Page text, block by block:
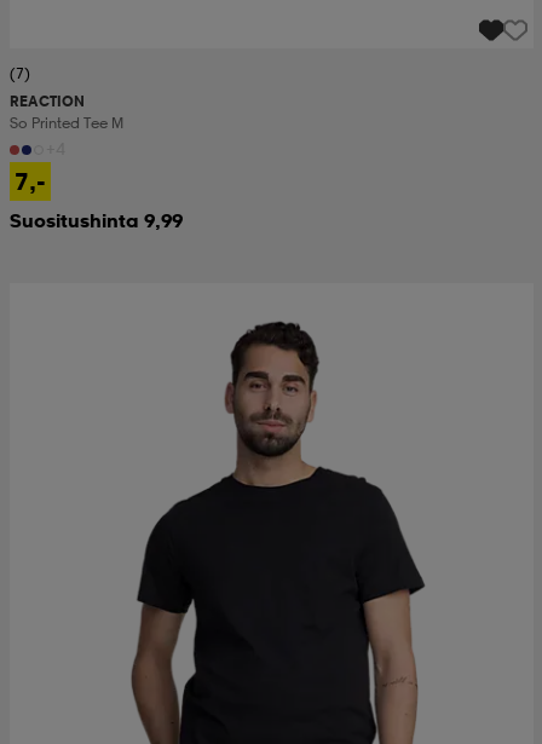
(7)
REACTION
So Printed Tee M
7,-
Suositushinta 9,99